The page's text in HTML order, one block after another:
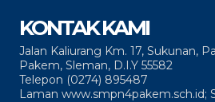
KONTAK KAMI
Jalan Kaliurang Km. 17, Sukunan,
Pakem, Sleman, D.I.Y 55582
Telepon (0274) 895487
Laman www.smpn4pakem.sch.id;